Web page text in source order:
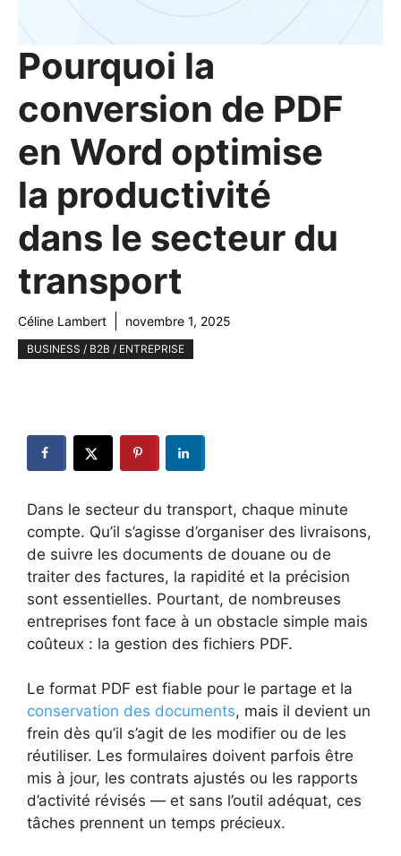
Pourquoi la
conversion de PDF
en Word optimise
la productivité
dans le secteur du
transport
Céline Lambert novembre 1, 2025
BUSINESS / B2B / ENTREPRISE
Dans le secteur du transport, chaque minute
compte. Qu’il s’agisse d’organiser des livraisons,
de suivre les documents de douane ou de
traiter des factures, la rapidité et la précision
sont essentielles. Pourtant, de nombreuses
entreprises font face à un obstacle simple mais
coûteux : la gestion des fichiers PDF.
Le format PDF est fiable pour le partage et la
conservation des documents, mais il devient un
frein dès qu’il s’agit de les modifier ou de les
réutiliser. Les formulaires doivent parfois être
mis à jour, les contrats ajustés ou les rapports
d’activité révisés — et sans l’outil adéquat, ces
tâches prennent un temps précieux.